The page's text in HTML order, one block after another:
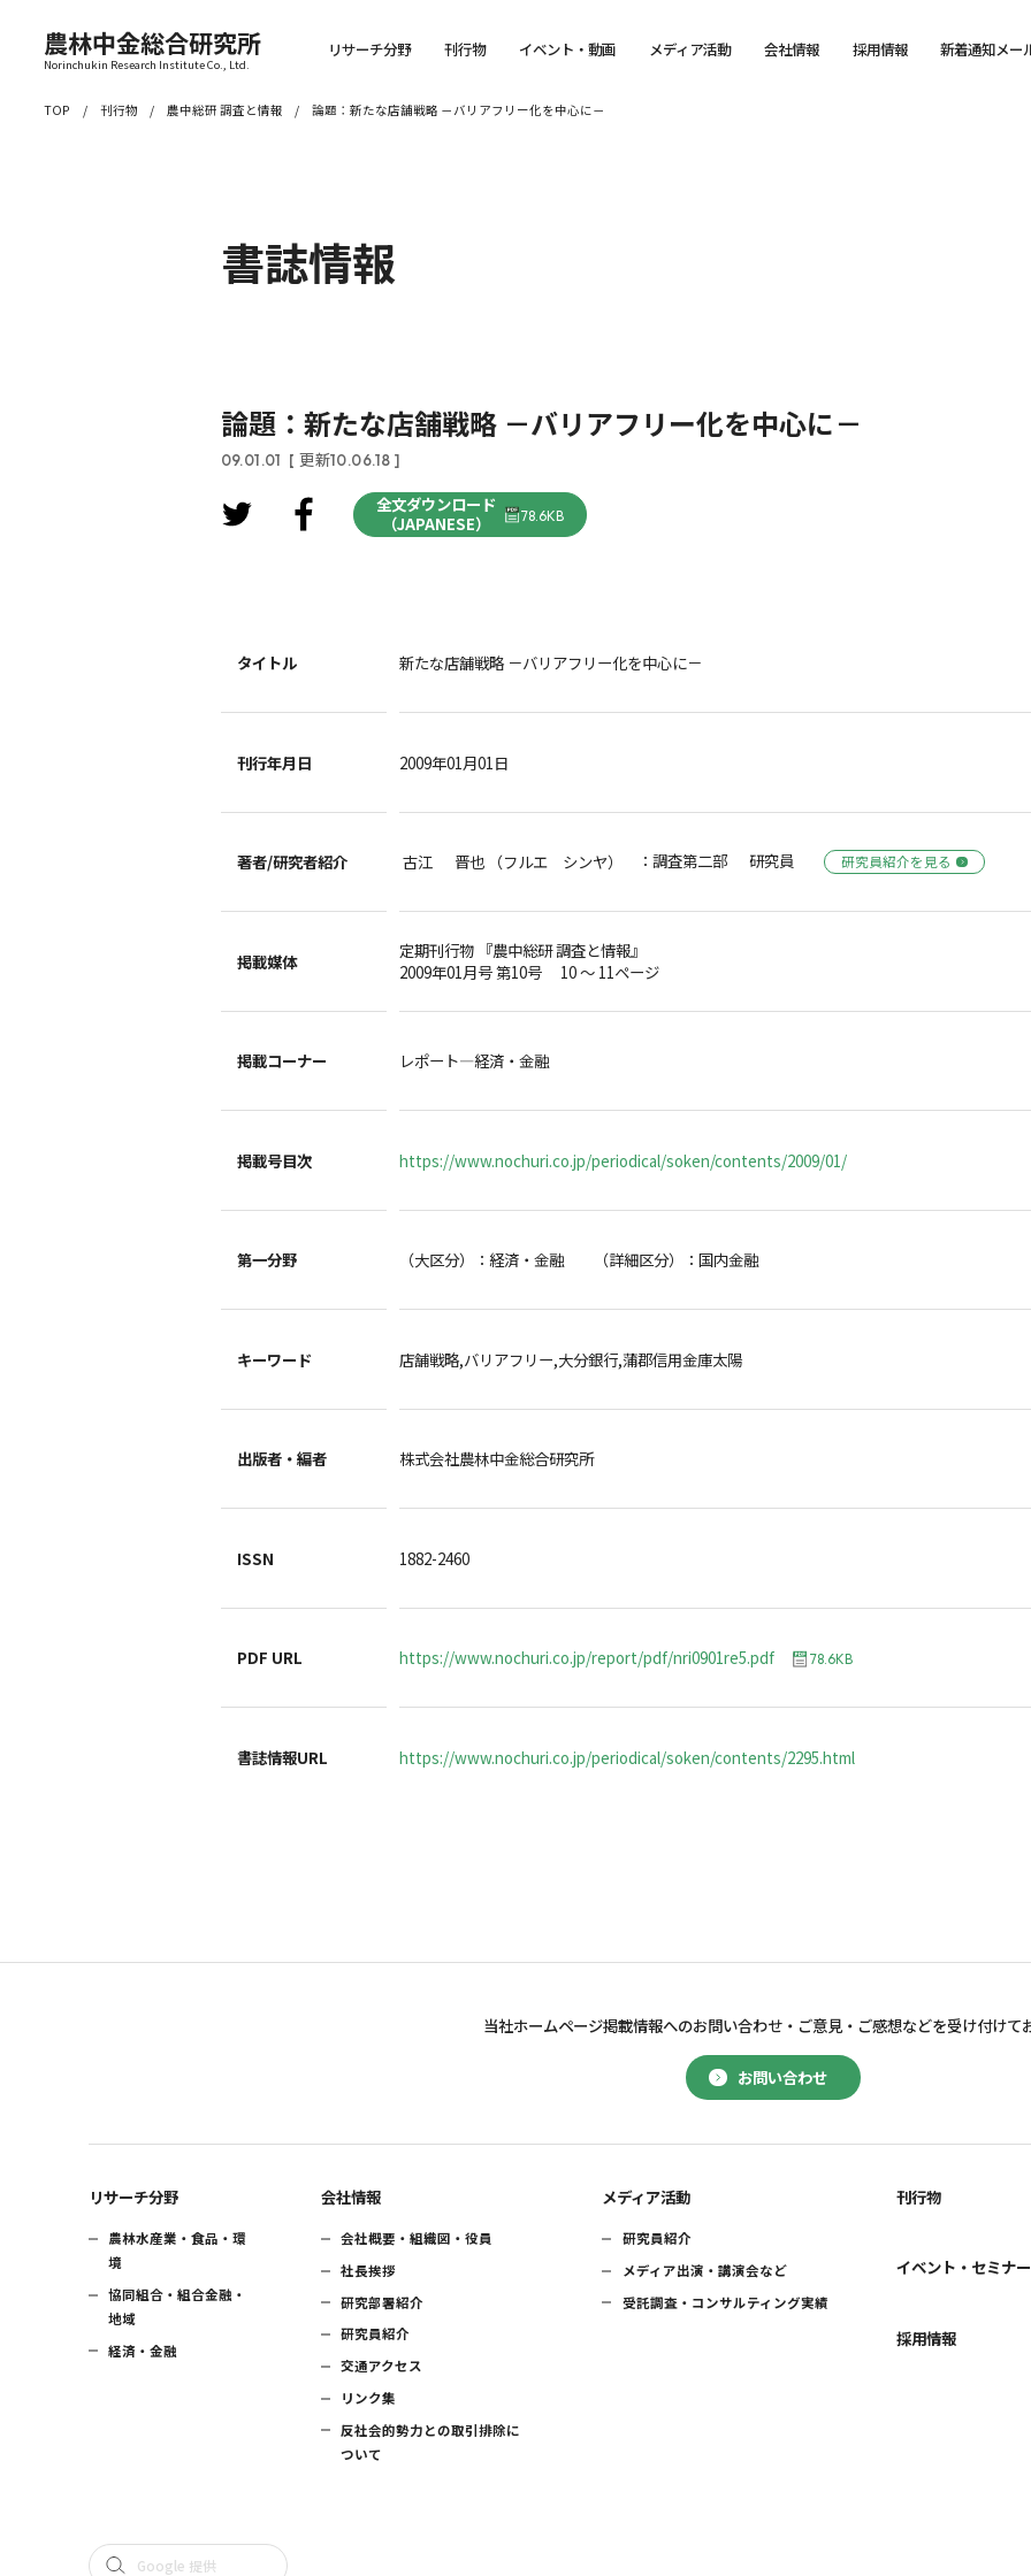
農林中金総合研究所
Norinchukin Research Institute Co., Ltd.
リサーチ分野 刊行物 イベント・動画 メディア活動 会社情報 採用情報 新着通知メー
TOP 刊行物 農中総研 調査と情報 論題：新たな店舗戦略 －バリアフリー化を中心に－
書誌情報
論題：新たな店舗戦略 －バリアフリー化を中心に－
09.01.01 [ 更新10.06.18 ]
全文ダウンロード
（JAPANESE）
78.6KB
タイトル 新たな店舗戦略 －バリアフリー化を中心に－
刊行年月日 2009年01月01日
著者/研究者紹介 古江 晋也 （フルエ シンヤ） ：調査第二部 研究員 研究員紹介を見る
掲載媒体
定期刊行物 『農中総研 調査と情報』
2009年01月号 第10号 10 ～ 11ページ
掲載コーナー レポート―経済・金融
掲載号目次 https://www.nochuri.co.jp/periodical/soken/contents/2009/01/
第一分野 （大区分）：経済・金融 （詳細区分）：国内金融
キーワード 店舗戦略,バリアフリー,大分銀行,蒲郡信用金庫太陽
出版者・編者 株式会社農林中金総合研究所
ISSN 1882-2460
PDF URL https://www.nochuri.co.jp/report/pdf/nri0901re5.pdf 78.6KB
書誌情報URL https://www.nochuri.co.jp/periodical/soken/contents/2295.html
お問い合わせ
当社ホームページ掲載情報へのお問い合わせ・ ご意見・ご感想などを受け付けて
リサーチ分野
農林水産業・食品・環
境
協同組合・組合金融・
地域
経済・金融
会社情報
会社概要・組織図・役員
社長挨拶
研究部署紹介
研究員紹介
交通アクセス
リンク集
反社会的勢力との取引排除に
ついて
メディア活動
研究員紹介
メディア出演・講演会など
受託調査・コンサルティング実績
刊行物
イベント・セミナー
採用情報